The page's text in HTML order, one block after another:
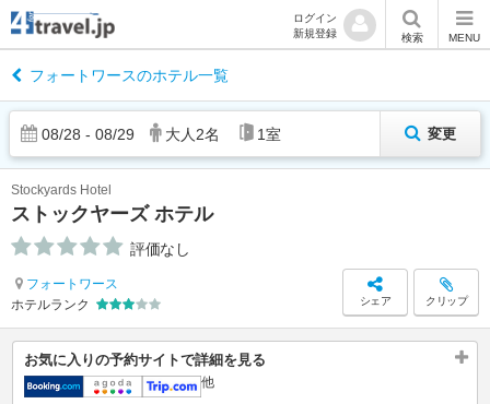
ログイン
新規登録
検索 MENU
フォートワースのホテル一覧
08/28 - 08/29 大人 2名 1室 変更
ストックヤーズ ホテル
Stockyards Hotel
評価なし
フォートワース
ホテルランク
シェア クリップ
お気に入りの予約サイトで詳細を見る
他